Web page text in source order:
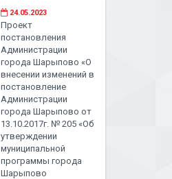
24.05.2023
Проект
постановления
Администрации
города Шарыпово «О
внесении изменений в
постановление
Администрации
города Шарыпово от
13.10.2017г. № 205 «Об
утверждении
муниципальной
программы города
Шарыпово